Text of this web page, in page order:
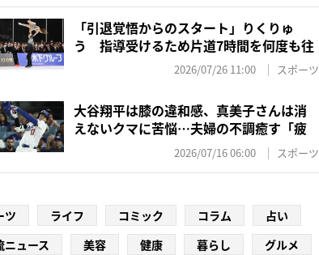
「引退覚悟からのスタート」りくりゅ
う 指導受けるため片道7時間を何度も往
2026/07/26 11:00 スポーツ
大谷翔平は膝の違和感、真美子さんは消
えないクマに苦悩…夫婦の不調癒す「疲
2026/07/16 06:00 スポーツ
ツ ライフ コミック コラム
占い
ニュース 美容 健康 暮らし グルメ